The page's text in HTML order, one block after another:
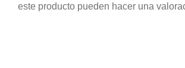
este producto pueden hacer una